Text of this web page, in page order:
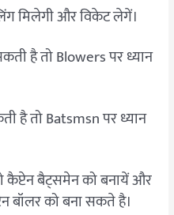
मिलेगी और विकेट लेगें।
है तो Blowers पर ध्यान
है तो Batsmsn पर ध्यान
कैप्टेन बैट्समेन को बनायें और
बॉलर को बना सकते है।